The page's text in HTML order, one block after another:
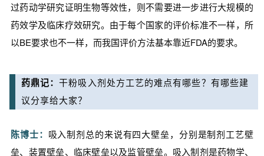
过药动学研究证明生物等效性，则不需要进一步进行大规模的
药效学及临床疗效研究。由于每个国家的评价标准不一样，所
以BE要求也不一样，而我国评价方法基本靠近FDA的要求。
药鼎记：干粉吸入剂处方工艺的难点有哪些？有哪些建
议分享给大家？
陈博士： 吸入制剂总的来说有四大壁垒，分别是制剂工艺壁
垒、装置壁垒、临床壁垒以及监管壁垒。吸入制剂是药物学、